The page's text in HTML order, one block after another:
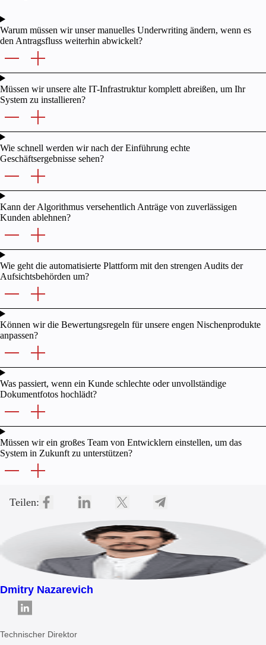
Warum müssen wir unser manuelles Underwriting ändern, wenn es
den Antragsfluss weiterhin abwickelt?
Müssen wir unsere alte IT-Infrastruktur komplett abreißen, um Ihr
System zu installieren?
Wie schnell werden wir nach der Einführung echte
Geschäftsergebnisse sehen?
Kann der Algorithmus versehentlich Anträge von zuverlässigen
Kunden ablehnen?
Wie geht die automatisierte Plattform mit den strengen Audits der
Aufsichtsbehörden um?
Können wir die Bewertungsregeln für unsere engen Nischenprodukte
anpassen?
Was passiert, wenn ein Kunde schlechte oder unvollständige
Dokumentfotos hochlädt?
Müssen wir ein großes Team von Entwicklern einstellen, um das
System in Zukunft zu unterstützen?
Teilen:
Dmitry Nazarevich
Technischer Direktor